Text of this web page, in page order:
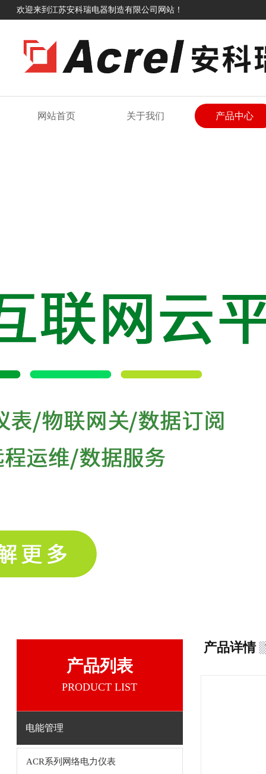
欢迎来到江苏安科瑞电器制造有限公司网站！
网站首页 关于我们 产品中心
产品列表
PRODUCT LIST
电能管理
ACR系列网络电力仪表
产品详情